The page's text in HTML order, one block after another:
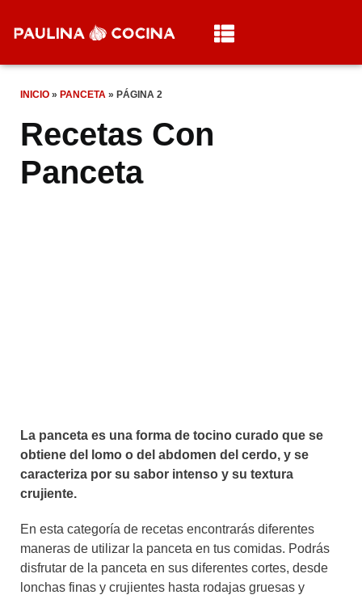
INICIO » PANCETA » PÁGINA 2
Recetas Con
Panceta
La panceta es una forma de tocino curado que se
obtiene del lomo o del abdomen del cerdo, y se
caracteriza por su sabor intenso y su textura
crujiente.
En esta categoría de recetas encontrarás diferentes
maneras de utilizar la panceta en tus comidas. Podrás
disfrutar de la panceta en sus diferentes cortes, desde
lonchas finas y crujientes hasta rodajas gruesas y